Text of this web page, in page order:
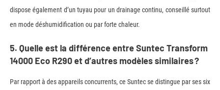
dispose également d’un tuyau pour un drainage continu, conseillé surtout
en mode déshumidification ou par forte chaleur.
5. Quelle est la différence entre Suntec Transform
14000 Eco R290 et d’autres modèles similaires ?
Par rapport à des appareils concurrents, ce Suntec se distingue par ses six